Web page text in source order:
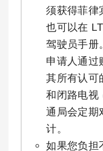
须获得菲律
也可以在
驾驶员手册
申请人通过
其所有认可
和闭路电视
通局会定期
计。
如果您负担